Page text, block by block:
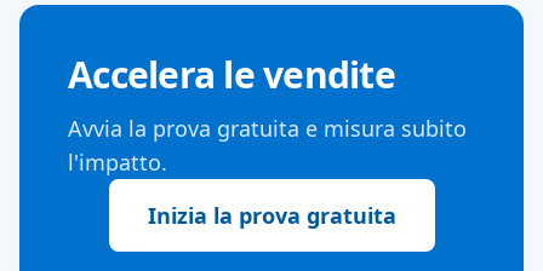
Accelera le vendite
Avvia la prova gratuita e misura subito
l'impatto.
Inizia la prova gratuita